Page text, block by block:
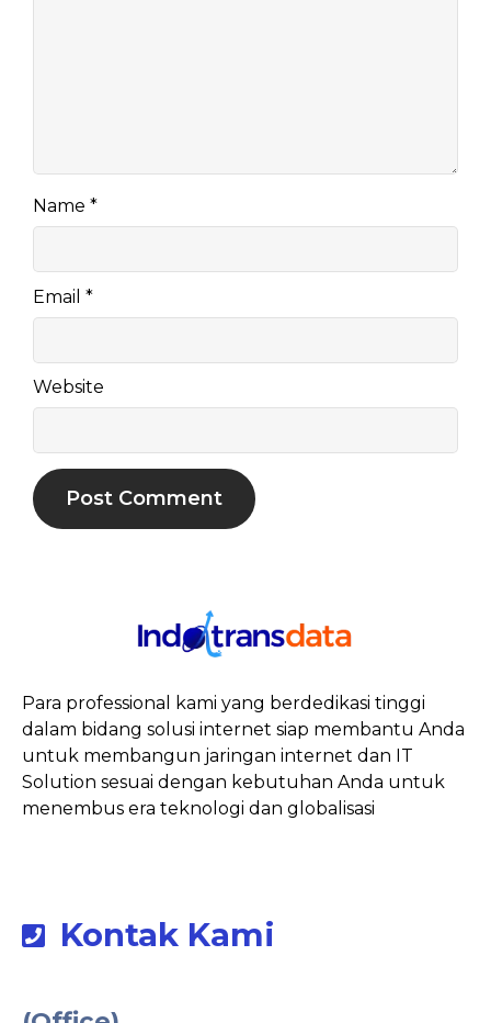
Name *
Email *
Website
Para professional kami yang berdedikasi tinggi
dalam bidang solusi internet siap membantu Anda
untuk membangun jaringan internet dan IT
Solution sesuai dengan kebutuhan Anda untuk
menembus era teknologi dan globalisasi
Kontak Kami